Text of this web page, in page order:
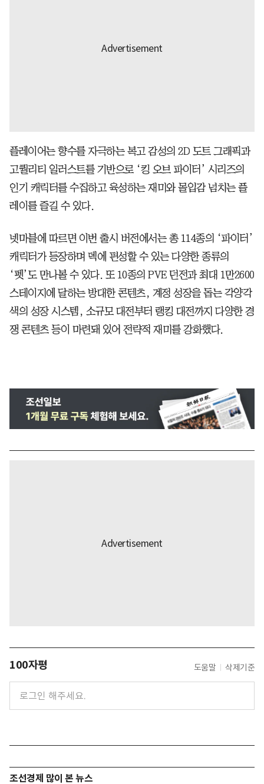
플레이어는 향수를 자극하는 복고 감성의 2D 도트 그래픽과
고퀄리티 일러스트를 기반으로 ‘킹 오브 파이터’ 시리즈의
인기 캐릭터를 수집하고 육성하는 재미와 몰입감 넘치는 플
레이를 즐길 수 있다.
넷마블에 따르면 이번 출시 버전에서는 총 114종의 ‘파이터’
캐릭터가 등장하며 덱에 편성할 수 있는 다양한 종류의
‘펫’도 만나볼 수 있다. 또 10종의 PVE 던전과 최대 1만2600
스테이지에 달하는 방대한 콘텐츠, 계정 성장을 돕는 각양각
색의 성장 시스템, 소규모 대전부터 랭킹 대전까지 다양한 경
쟁 콘텐츠 등이 마련돼 있어 전략적 재미를 강화했다.
100자평 도움말 삭제기준
조선경제 많이 본 뉴스